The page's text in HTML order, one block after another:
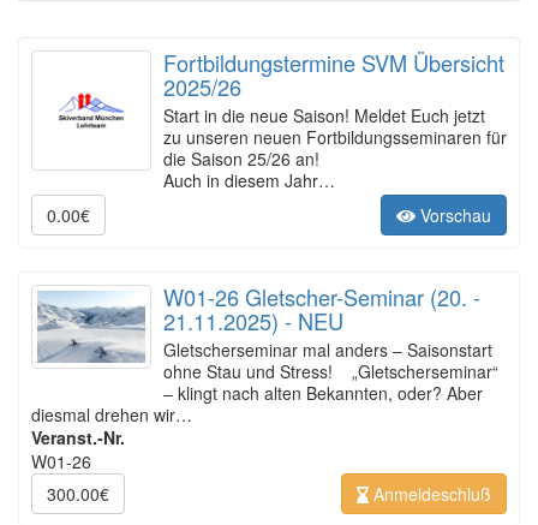
Fortbildungstermine SVM Übersicht
2025/26
Start in die neue Saison! Meldet Euch jetzt
zu unseren neuen Fortbildungsseminaren für
die Saison 25/26 an!
Auch in diesem Jahr…
0.00€
Vorschau
W01-26 Gletscher-Seminar (20. -
21.11.2025) - NEU
Gletscherseminar mal anders – Saisonstart
ohne Stau und Stress! „Gletscherseminar“
– klingt nach alten Bekannten, oder? Aber
diesmal drehen wir…
Veranst.-Nr.
W01-26
300.00€
Anmeldeschluß